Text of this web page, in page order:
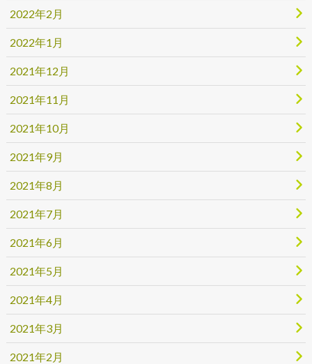
2022年2月
2022年1月
2021年12月
2021年11月
2021年10月
2021年9月
2021年8月
2021年7月
2021年6月
2021年5月
2021年4月
2021年3月
2021年2月